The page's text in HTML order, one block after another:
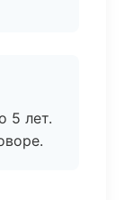
5 лет.